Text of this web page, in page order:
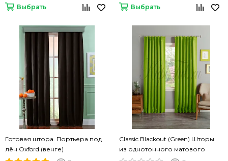
Выбрать Выбрать
Готовая штора. Портьера под
лён Oxford (венге)
Classic Blackout (Green) Шторы
из однотонного матового
блэкаута